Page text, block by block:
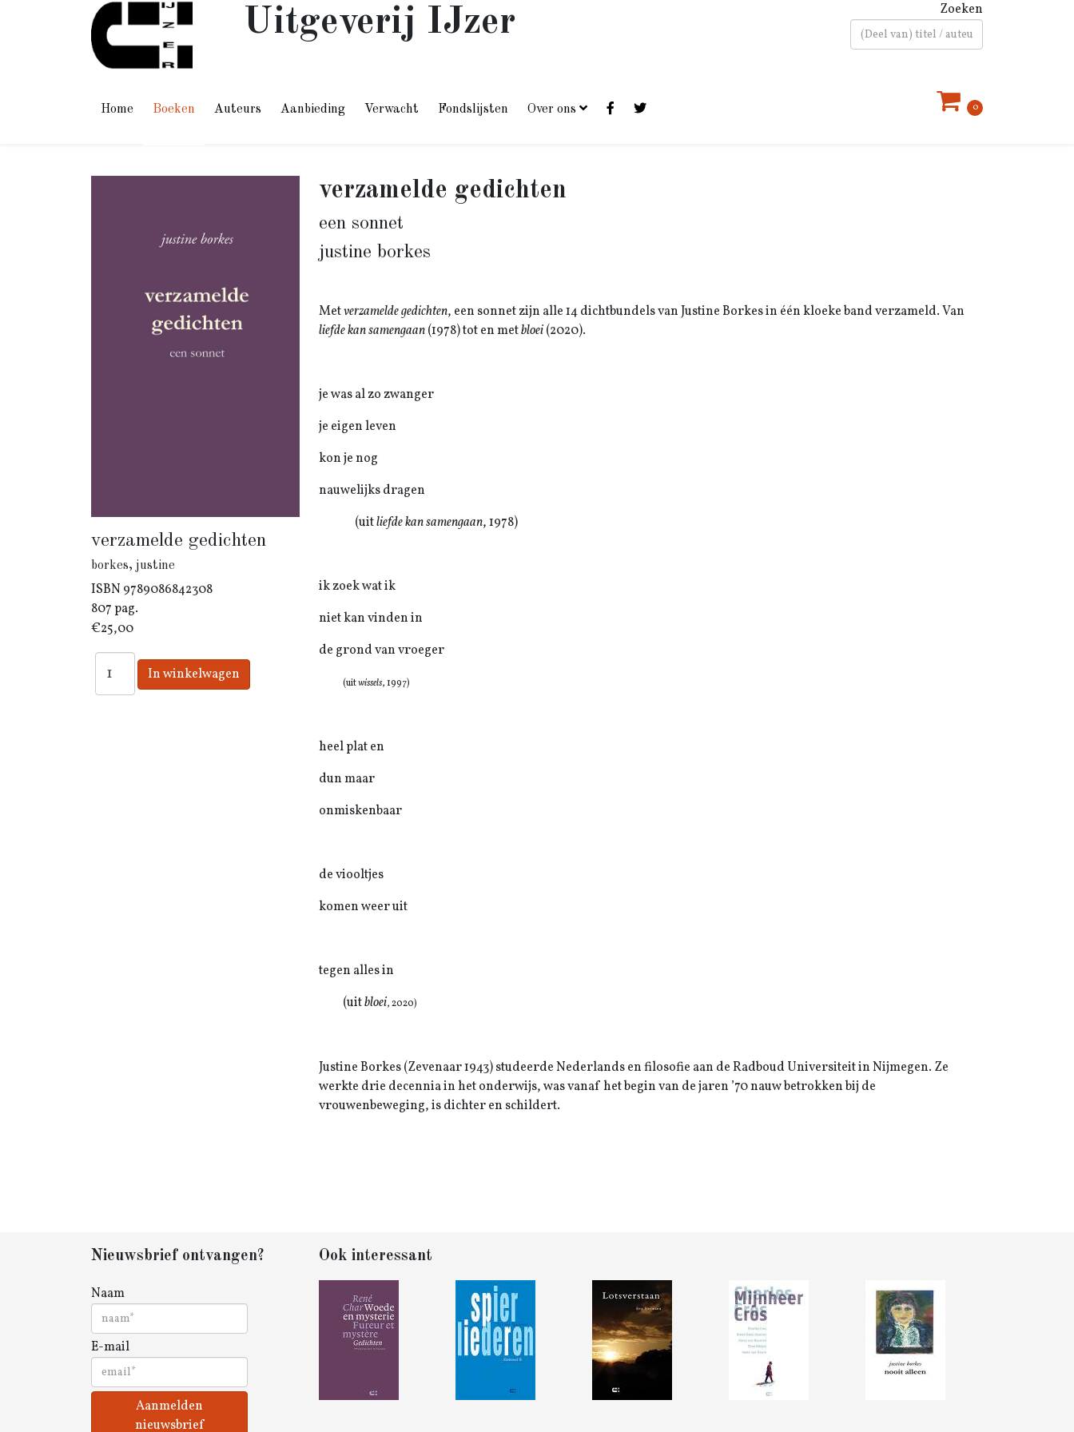
Uitgeverij IJzer Zoeken
Home Boeken Auteurs Aanbieding Verwacht Fondslijsten Over ons 0
verzamelde gedichten
borkes, justine
ISBN 9789086842308
807 pag.
€25,00
verzamelde gedichten
een sonnet
justine borkes
Metverzamelde gedichten, een sonnet zijn alle 14 dichtbundels van Justine Borkes in één kloeke band verzameld. Van
liefde kan samengaan(1978) tot en metbloei(2020).
je was al zo zwanger
je eigen leven
kon je nog
nauwelijks dragen
(uitliefde kan samengaan, 1978)
ik zoek wat ik
niet kan vinden in
de grond van vroeger
(uitwissels, 1997)
heel plat en
dun maar
onmiskenbaar
de viooltjes
komen weer uit
tegen alles in
(uitbloei, 2020)
Justine Borkes (Zevenaar 1943) studeerde Nederlands en filosofie aan de Radboud Universiteit in Nijmegen. Ze
werkte drie decennia in het onderwijs, was vanaf het begin van de jaren ’70 nauw betrokken bij de
vrouwenbeweging, is dichter en schildert.
Nieuwsbrief ontvangen?
Naam
E-mail
Aanmelden
nieuwsbrief
Ook interessant